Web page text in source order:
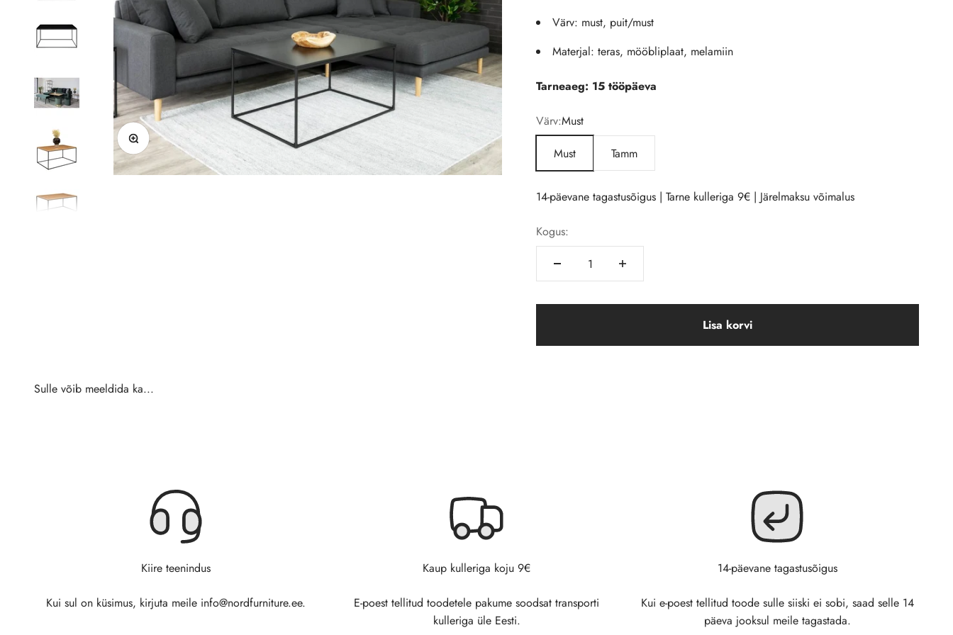
Suurenda
Värv: must, puit/must
Materjal: teras, mööbliplaat, melamiin
Tarneaeg: 15 tööpäeva
Värv:Must
Must
Tamm
14-päevane tagastusõigus | Tarne kulleriga 9€ | Järelmaksu võimalus
Kogus:
Lisa korvi
Kiire teenindus
Kui sul on küsimus, kirjuta meile info@nordfurniture.ee.
Kaup kulleriga koju 9€
E-poest tellitud toodetele pakume soodsat transporti
kulleriga üle Eesti.
14-päevane tagastusõigus
Kui e-poest tellitud toode sulle siiski ei sobi, saad selle 14
päeva jooksul meile tagastada.